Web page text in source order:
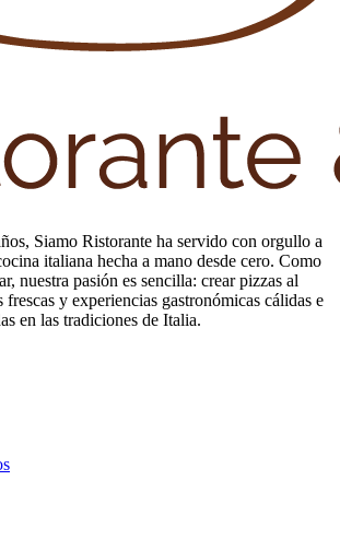
Siamo Ristorante ha servido con orgullo a
italiana hecha a mano desde cero. Como
nuestra pasión es sencilla: crear pizzas al
frescas y experiencias gastronómicas cálidas e
en las tradiciones de Italia.